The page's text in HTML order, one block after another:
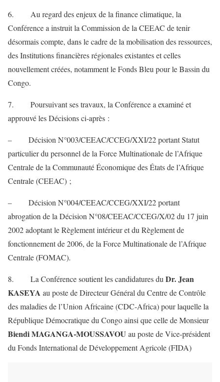
6. Au regard des enjeux de la finance climatique, la
Conférence a instruit la Commission de la CEEAC de tenir
désormais compte, dans le cadre de la mobilisation des ressources,
des Institutions financières régionales existantes et celles
nouvellement créées, notamment le Fonds Bleu pour le Bassin du
Congo.
7. Poursuivant ses travaux, la Conférence a examiné et
approuvé les Décisions ci-après :
– Décision N°003/CEEAC/CCEG/XXI/22 portant Statut
particulier du personnel de la Force Multinationale de l’Afrique
Centrale de la Communauté Économique des États de l’Afrique
Centrale (CEEAC) ;
– Décision N°004/CEEAC/CCEG/XXI/22 portant
abrogation de la Décision N°08/CEEAC/CCEG/X/02 du 17 juin
2002 adoptant le Règlement intérieur et du Règlement de
fonctionnement de 2006, de la Force Multinationale de l’Afrique
Centrale (FOMAC).
8. La Conférence soutient les candidatures du Dr. Jean
KASEYA au poste de Directeur Général du Centre de Contrôle
des maladies de l’Union Africaine (CDC-Africa) pour laquelle la
République Démocratique du Congo ainsi que celle de Monsieur
Biendi MAGANGA-MOUSSAVOU au poste de Vice-président
du Fonds International de Développement Agricole (FIDA)